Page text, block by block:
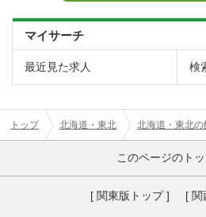
マイサーチ
最近見た求人 検
トップ 北海道・東北 北海道・東北
このページのト
[ 関東版トップ ] [ 関